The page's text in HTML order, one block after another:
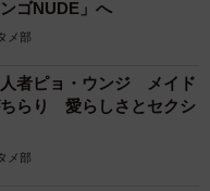
ンゴNUDE」へ
メ部
者ピョ・ウンジ メイド
ちらり 愛らしさとセクシ
メ部